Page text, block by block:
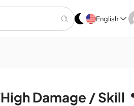
English
Damage / Skill